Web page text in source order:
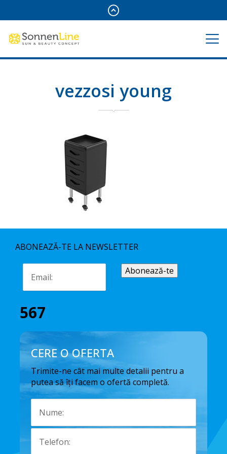
vezzosi young
ABONEAZĂ-TE LA NEWSLETTER
567
CERE O OFERTA
Trimite-ne cât mai multe detalii pentru a
putea să îți facem o ofertă completă.